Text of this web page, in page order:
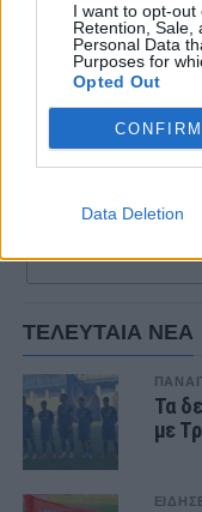
I want to opt-out
Retention, Sale,
Personal Data
Purposes for
Opted Out
CONFIRM
Data Deletion
Μάλιστα,
League ζητεί
πλαφόν να
γνώμονα αυτόν
ΤΕΛΕΥΤΑΙΑ ΝΕΑ
Τα
με